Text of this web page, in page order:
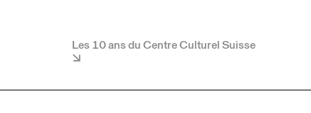
Les 10 ans du Centre Culturel Suisse